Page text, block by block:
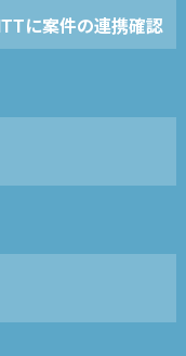
に案件の連携確認